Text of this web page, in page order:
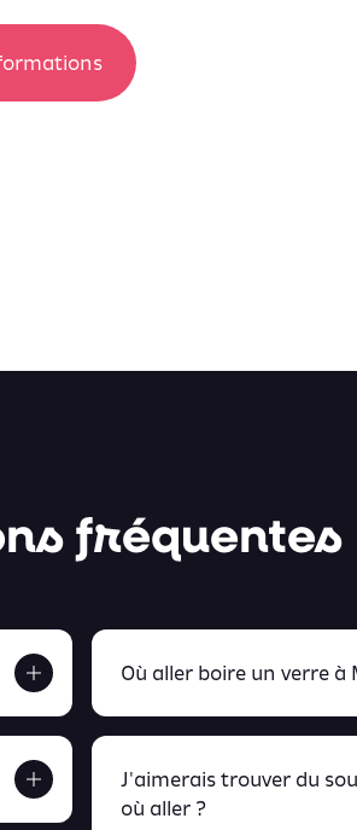
fréquentes
Où aller boire un verre à
J'aimerais trouver du
où aller ?